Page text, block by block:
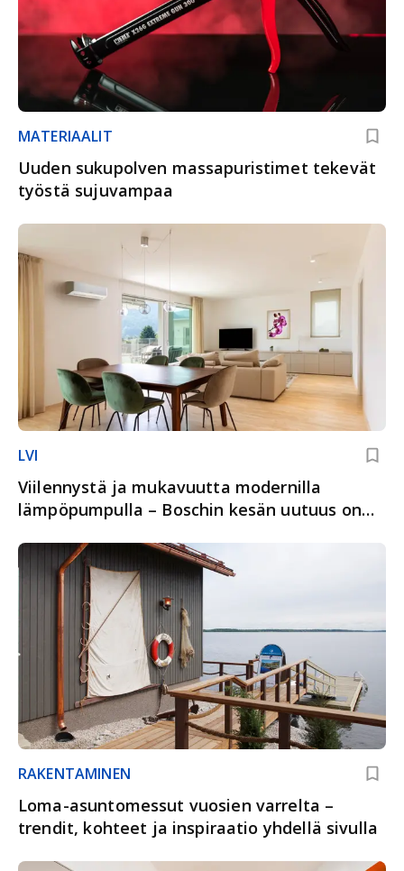
MATERIAALIT
Uuden sukupolven massapuristimet tekevät
työstä sujuvampaa
LVI
Viilennystä ja mukavuutta modernilla
lämpöpumpulla – Boschin kesän uutuus on
RAKENTAMINEN
Loma-asuntomessut vuosien varrelta –
trendit, kohteet ja inspiraatio yhdellä sivulla